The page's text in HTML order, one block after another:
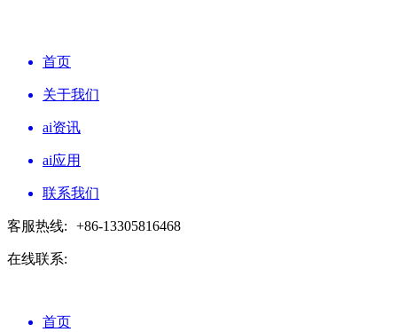
首页
关于我们
ai资讯
ai应用
联系我们
客服热线: +86-13305816468
在线联系:
首页